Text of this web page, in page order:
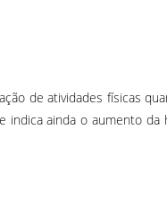
de atividades físicas
ainda o aumento da